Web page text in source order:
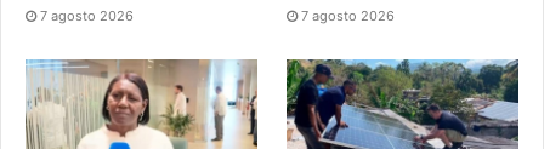
7 agosto 2026 7 agosto 2026